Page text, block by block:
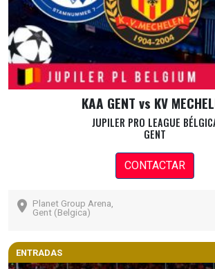
KAA GENT vs KV
JUPILER PRO LEAGUE
GENT
CONTACTAR
Planet Group Arena,
Gent (Belgica)
ENTRADAS